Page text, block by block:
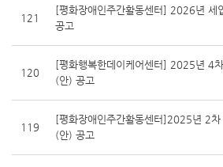
121
[평화장애인주간활동센터] 2026년 세
공고
120
[평화행복한데이케어센터] 2025년 4
(안) 공고
119
[평화장애인주간활동센터]2025년 2차
(안) 공고